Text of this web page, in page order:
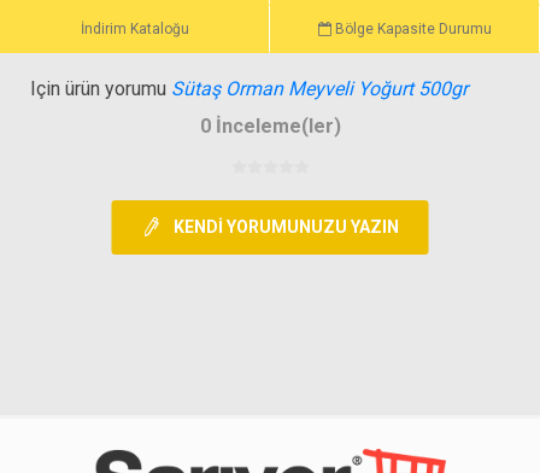
İndirim Kataloğu Bölge Kapasite Durumu
Için ürün yorumu Sütaş Orman Meyveli Yoğurt 500gr
0 İnceleme(ler)
KENDI YORUMUNUZU YAZIN